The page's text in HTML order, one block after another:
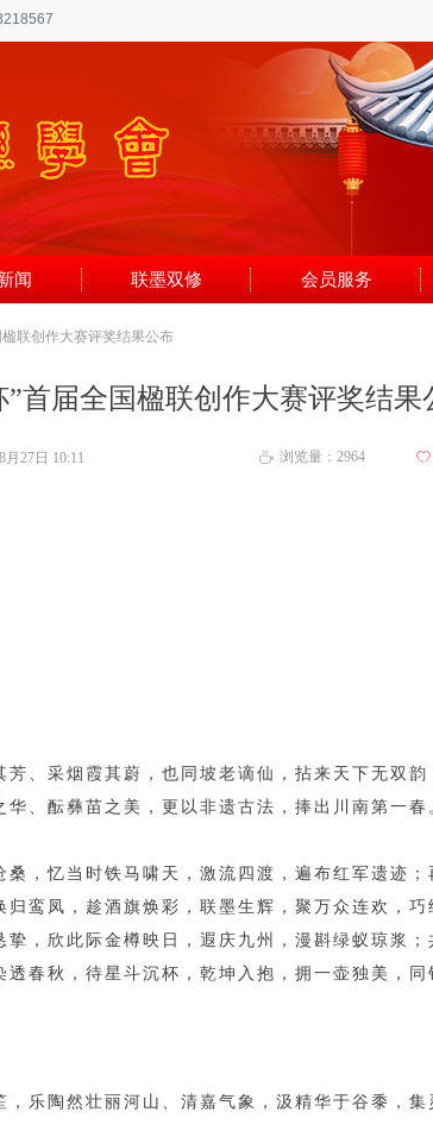
闻 联墨双修 会员服务
”首届全国楹联创作大赛评奖结果
联创作大赛评奖结果公布
、采烟霞其蔚，也同坡老谪仙，拈来天下无双韵
、酝彝苗之美，更以非遗古法，捧出川南第一春
，忆当时铁马啸天，激流四渡，遍布红军遗迹
鸾凤，趁酒旗焕彩，联墨生辉，聚万众连欢，巧
，欣此际金樽映日，遐庆九州，漫斟绿蚁琼浆
春秋，待星斗沉杯，乾坤入抱，拥一壶独美，同
乐陶然壮丽河山、清嘉气象，汲精华于谷黍，
月27日 10:11 ꄘ 浏览量： 2964 ꄀ